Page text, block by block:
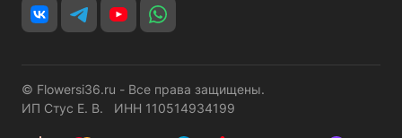
© Flowersi36.ru - Все права защищены.
ИП Стус Е. В. ИНН 110514934199